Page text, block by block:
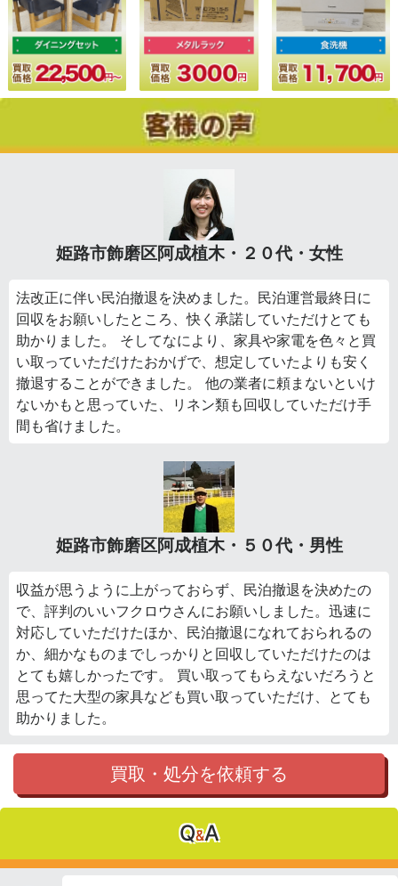
姫路市飾磨区阿成植木・２０代・女性
法改正に伴い民泊撤退を決めました。民泊運営最終日に
回収をお願いしたところ、快く承諾していただけとても
助かりました。 そしてなにより、家具や家電を色々と買
い取っていただけたおかげで、想定していたよりも安く
撤退することができました。 他の業者に頼まないといけ
ないかもと思っていた、リネン類も回収していただけ手
間も省けました。
姫路市飾磨区阿成植木・５０代・男性
収益が思うように上がっておらず、民泊撤退を決めたの
で、評判のいいフクロウさんにお願いしました。迅速に
対応していただけたほか、民泊撤退になれておられるの
か、細かなものまでしっかりと回収していただけたのは
とても嬉しかったです。 買い取ってもらえないだろうと
思ってた大型の家具なども買い取っていただけ、とても
助かりました。
買取・処分を依頼する
Q&A